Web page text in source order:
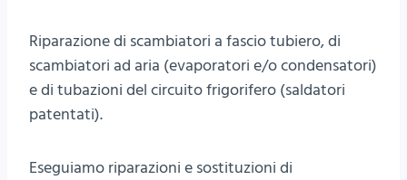
Riparazione di scambiatori a fascio tubiero, di
scambiatori ad aria (evaporatori e/o condensatori)
e di tubazioni del circuito frigorifero (saldatori
patentati).
Eseguiamo riparazioni e sostituzioni di